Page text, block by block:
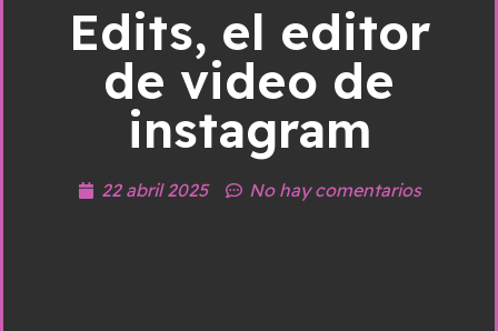
Edits, el editor
de video de
instagram
22 abril 2025 No hay comentarios